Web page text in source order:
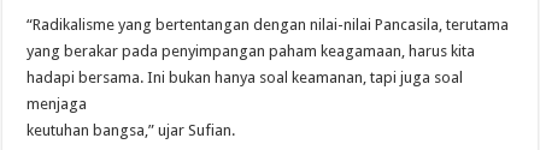
“Radikalisme yang bertentangan dengan nilai-nilai Pancasila, terutama
yang berakar pada penyimpangan paham keagamaan, harus kita
hadapi bersama. Ini bukan hanya soal keamanan, tapi juga soal
menjaga
keutuhan bangsa,” ujar Sufian.